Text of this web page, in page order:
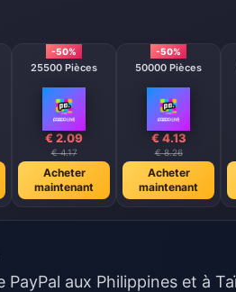
-50%
25500 Pièces
€ 2.09
€ 4.17
Acheter
maintenant
-50%
50000 Pièces
€ 4.13
€ 8.26
Acheter
maintenant
aux Philippines et à